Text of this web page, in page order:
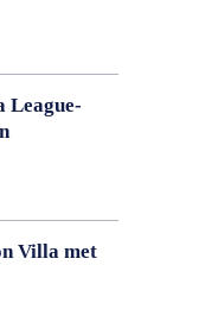
League-
Villa met